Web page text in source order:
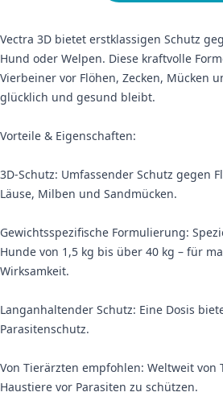
Vectra 3D bietet erstklassigen Schutz
Hund oder Welpen. Diese kraftvolle
Vierbeiner vor Flöhen, Zecken, Mücken
glücklich und gesund bleibt.
Vorteile & Eigenschaften:
3D-Schutz: Umfassender Schutz gegen
Läuse, Milben und Sandmücken.
Gewichtsspezifische Formulierung:
Hunde von 1,5 kg bis über 40 kg – für
Wirksamkeit.
Langanhaltender Schutz: Eine Dosis
Parasitenschutz.
Von Tierärzten empfohlen: Weltweit
Haustiere vor Parasiten zu schützen.